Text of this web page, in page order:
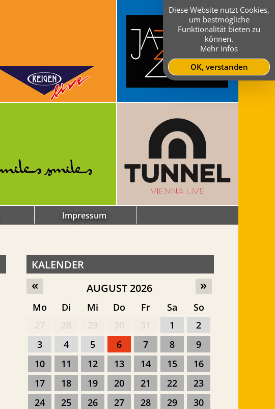
Impressum
KALENDER
»
« AUGUST 2026
Mo Di Mi Do Fr Sa
So
1
2
3
4 5 6 7 8
9
10
11 12 13 14 15
16
17
18 19 20 21 22
23
24
25 26 27 28 29
30
Diese Website nutzt Cookies,
um bestmögliche
Funktionalität bieten zu
können.
Mehr Infos
OK, verstanden